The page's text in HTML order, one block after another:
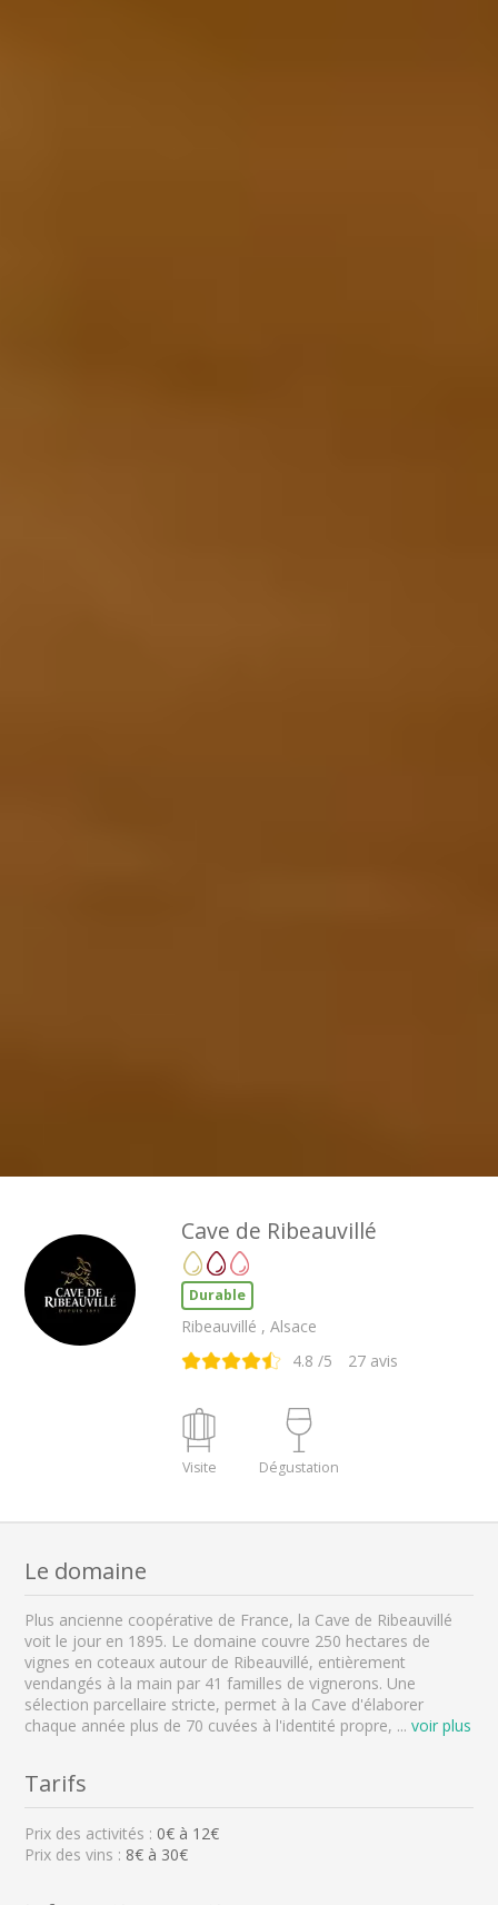
Cave de Ribeauvillé
Durable
Ribeauvillé , Alsace
4.8 /5 27 avis
Visite Dégustation
Le domaine
Plus ancienne coopérative de France, la Cave de Ribeauvillé
voit le jour en 1895. Le domaine couvre 250 hectares de
vignes en coteaux autour de Ribeauvillé, entièrement
vendangés à la main par 41 familles de vignerons. Une
sélection parcellaire stricte, permet à la Cave d'élaborer
chaque année plus de 70 cuvées à l'identité propre, ... voir plus
Tarifs
Prix des activités : 0€ à 12€
Prix des vins : 8€ à 30€